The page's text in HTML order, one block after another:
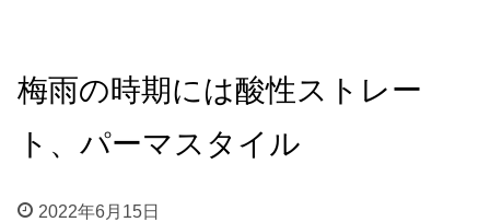
梅雨の時期には酸性ストレー
ト、パーマスタイル
2022年6月15日